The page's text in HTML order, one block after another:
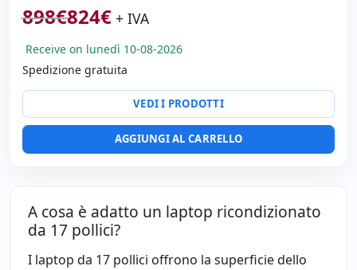
IPS 17.3 '' FullHD 16:
Multimedia: Webcam · Lettore SD · Lettore impronte ·
Lettore DNI
Connettività: RJ-45 · WIFI · Bluetooth
Specifico portatile: Lingua tastiera Spagnolo ·
Tastierino numerico
Imballaggio hR
898€824€ + IVA
Receive on lunedì 10-08-2026
Spedizione gratuita
VEDI I PRODOTTI
AGGIUNGI AL CARRELLO
A cosa è adatto un laptop ricondizionato
da 17 pollici?
I laptop da 17 pollici offrono la superficie dello